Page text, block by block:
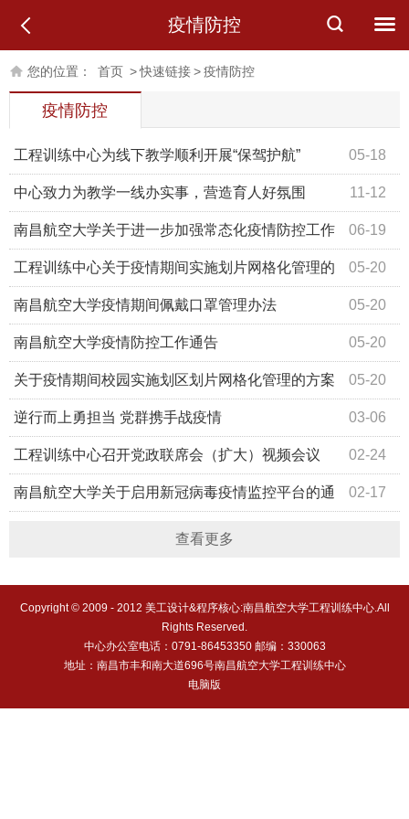
疫情防控
您的位置： 首页 >快速链接>疫情防控
疫情防控
05-18
工程训练中心为线下教学顺利开展“保驾护航”
11-12
中心致力为教学一线办实事，营造育人好氛围
06-19
南昌航空大学关于进一步加强常态化疫情防控工作
的通知 05-20
工程训练中心关于疫情期间实施划片网格化管理的
方案 05-20
南昌航空大学疫情期间佩戴口罩管理办法
05-20
南昌航空大学疫情防控工作通告
05-20
关于疫情期间校园实施划区划片网格化管理的方案
03-06
逆行而上勇担当 党群携手战疫情
02-24
工程训练中心召开党政联席会（扩大）视频会议
02-17
南昌航空大学关于启用新冠病毒疫情监控平台的通
查看更多
Copyright © 2009 - 2012 美工设计&程序核心:南昌航空大学工程训练中心.All
Rights Reserved.
中心办公室电话：0791-86453350 邮编：330063
地址：南昌市丰和南大道696号南昌航空大学工程训练中心
电脑版